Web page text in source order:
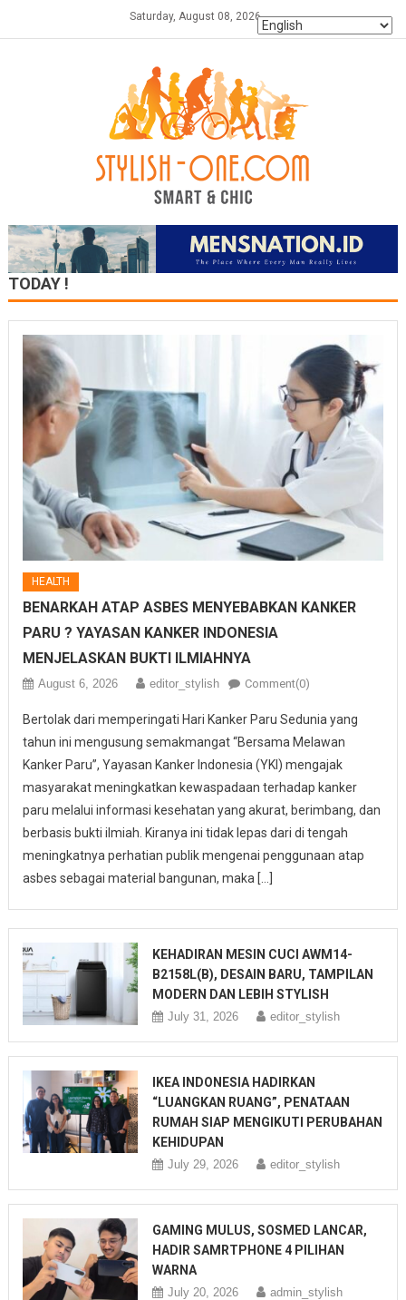
Saturday, August 08, 2026
TODAY !
HEALTH
BENARKAH ATAP ASBES MENYEBABKAN KANKER
PARU ? YAYASAN KANKER INDONESIA
MENJELASKAN BUKTI ILMIAHNYA
August 6, 2026 editor_stylish Comment(0)
Bertolak dari memperingati Hari Kanker Paru Sedunia yang
tahun ini mengusung semakmangat “Bersama Melawan
Kanker Paru”, Yayasan Kanker Indonesia (YKI) mengajak
masyarakat meningkatkan kewaspadaan terhadap kanker
paru melalui informasi kesehatan yang akurat, berimbang, dan
berbasis bukti ilmiah. Kiranya ini tidak lepas dari di tengah
meningkatnya perhatian publik mengenai penggunaan atap
asbes sebagai material bangunan, maka […]
KEHADIRAN MESIN CUCI AWM14-
B2158L(B), DESAIN BARU, TAMPILAN
MODERN DAN LEBIH STYLISH
July 31, 2026 editor_stylish
IKEA INDONESIA HADIRKAN
“LUANGKAN RUANG”, PENATAAN
RUMAH SIAP MENGIKUTI PERUBAHAN
KEHIDUPAN
July 29, 2026 editor_stylish
GAMING MULUS, SOSMED LANCAR,
HADIR SAMRTPHONE 4 PILIHAN
WARNA
July 20, 2026 admin_stylish